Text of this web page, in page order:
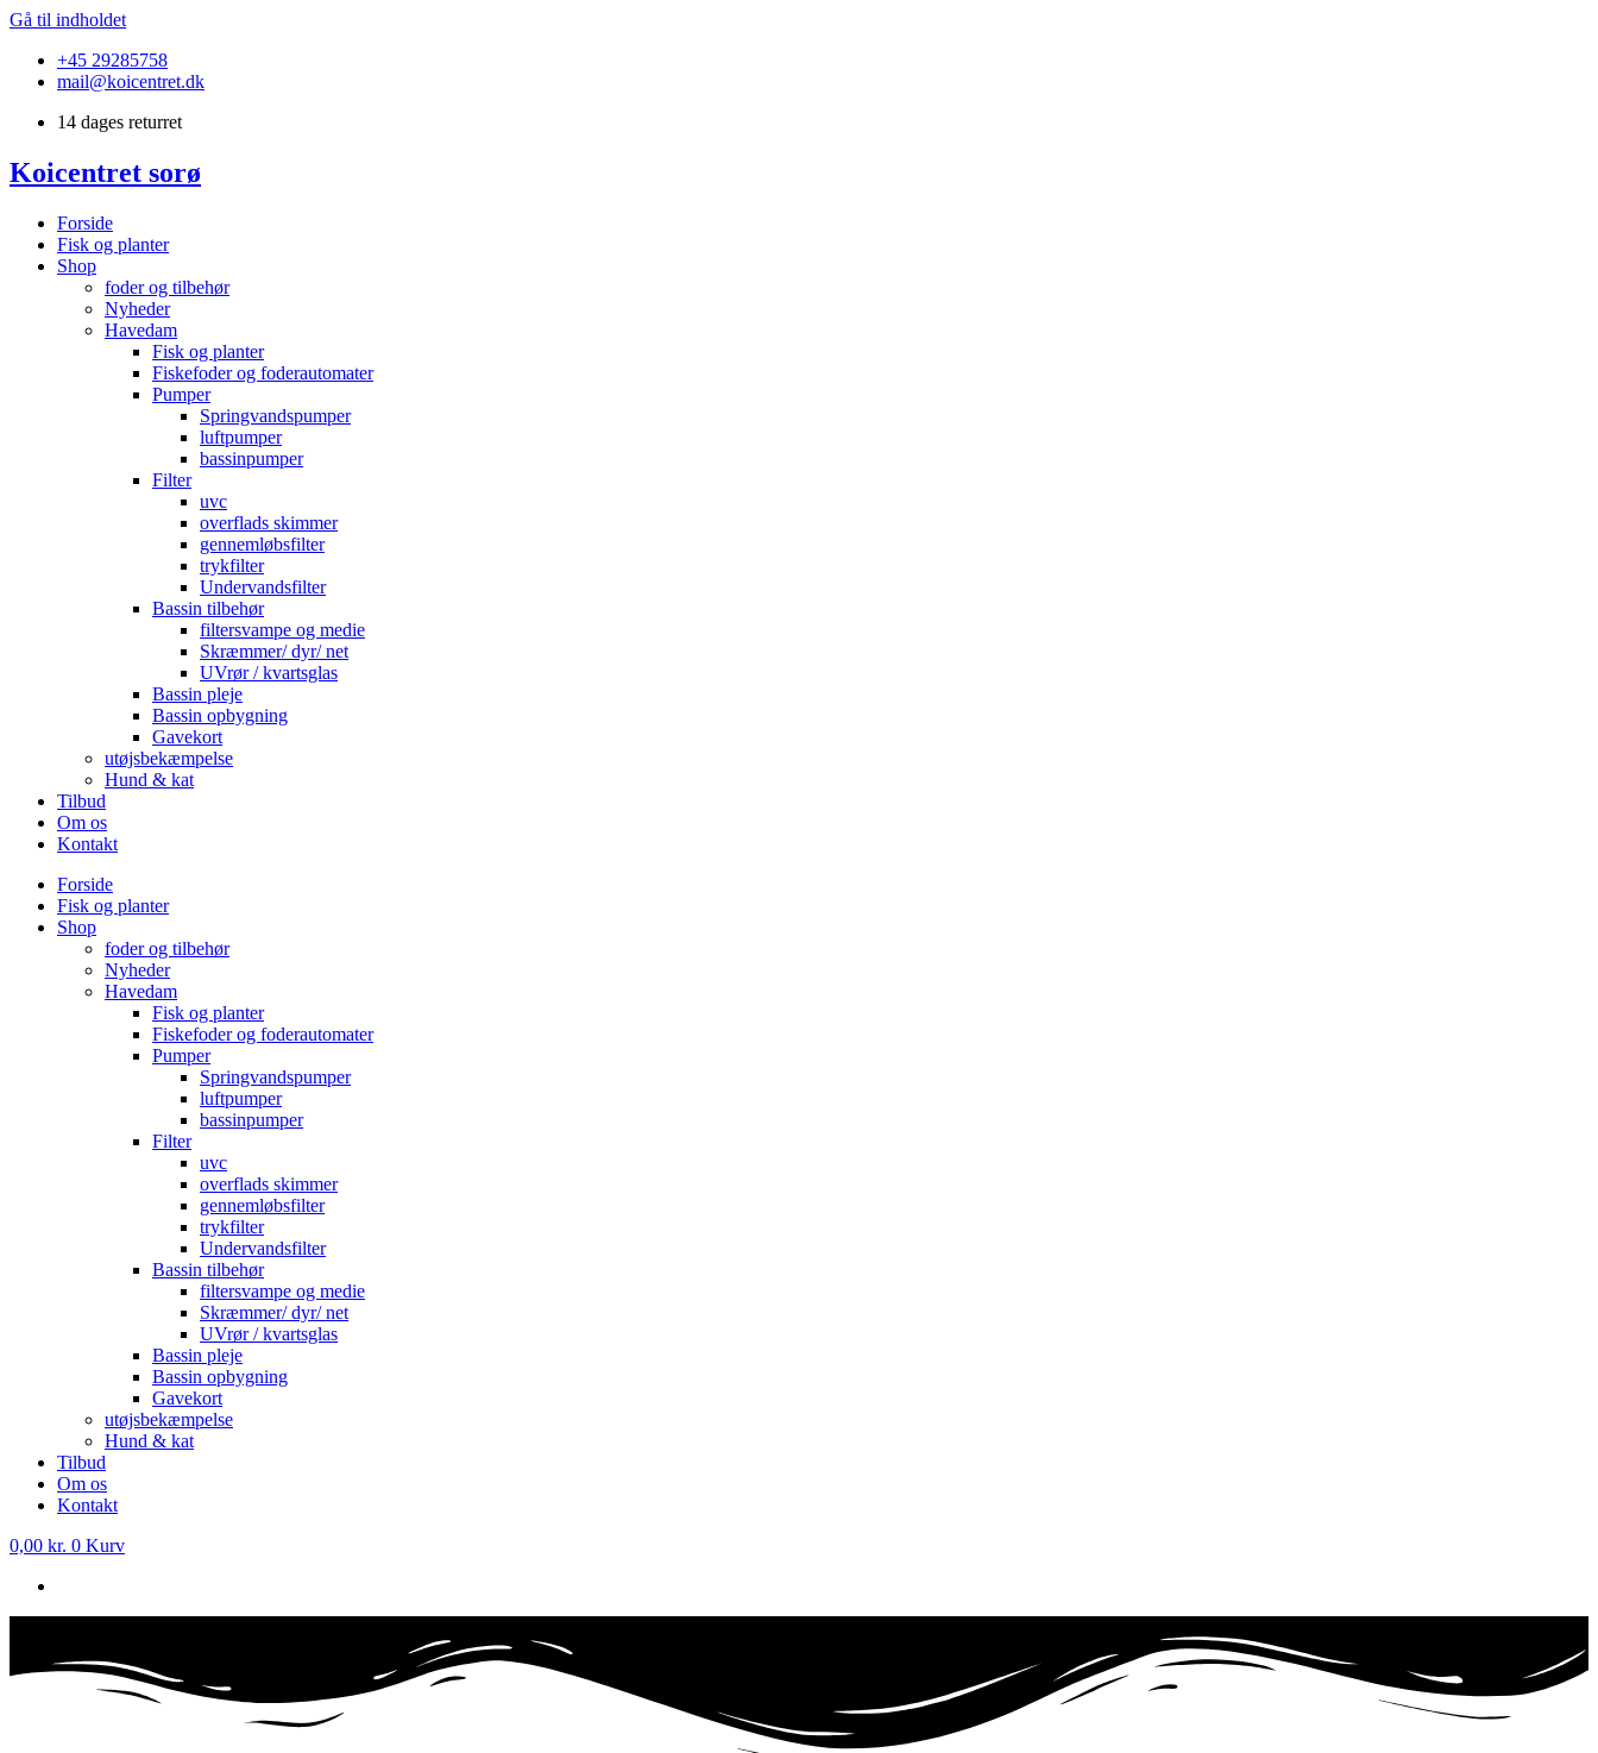
Gå til indholdet
+45 29285758
mail@koicentret.dk
14 dages returret
Koicentret sorø
Forside
Fisk og planter
Shop
foder og tilbehør
Nyheder
Havedam
Fisk og planter
Fiskefoder og foderautomater
Pumper
Springvandspumper
luftpumper
bassinpumper
Filter
uvc
overflads skimmer
gennemløbsfilter
trykfilter
Undervandsfilter
Bassin tilbehør
filtersvampe og medie
Skræmmer/ dyr/ net
UVrør / kvartsglas
Bassin pleje
Bassin opbygning
Gavekort
utøjsbekæmpelse
Hund & kat
Tilbud
Om os
Kontakt
Forside
Fisk og planter
Shop
foder og tilbehør
Nyheder
Havedam
Fisk og planter
Fiskefoder og foderautomater
Pumper
Springvandspumper
luftpumper
bassinpumper
Filter
uvc
overflads skimmer
gennemløbsfilter
trykfilter
Undervandsfilter
Bassin tilbehør
filtersvampe og medie
Skræmmer/ dyr/ net
UVrør / kvartsglas
Bassin pleje
Bassin opbygning
Gavekort
utøjsbekæmpelse
Hund & kat
Tilbud
Om os
Kontakt
0,00 kr. 0 Kurv